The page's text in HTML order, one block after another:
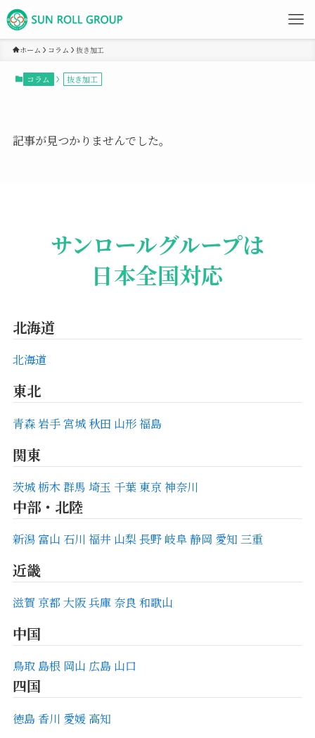
ホーム コラム 抜き加工
コラム 抜き加工
記事が見つかりませんでした。
サンロールグループは
日本全国対応
北海道
北海道
東北
青森岩手宮城 秋田 山形福島
関東
茨城栃木群馬 埼玉 千葉東京神奈川
中部・北陸
新潟 富山 石川 福井 山梨長野岐阜静岡 愛知 三重
近畿
滋賀 京都大阪兵庫 奈良 和歌山
中国
鳥取 島根 岡山 広島 山口
四国
徳島 香川 愛媛 高知